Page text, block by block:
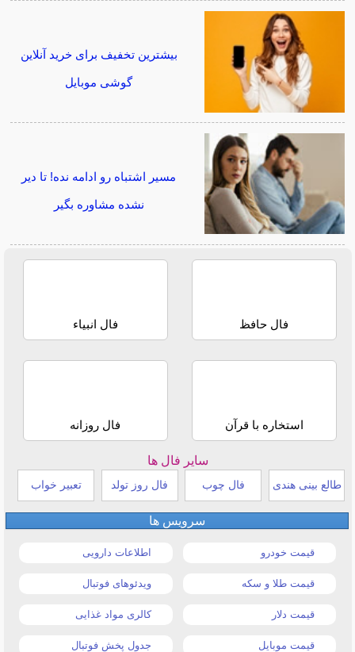
بیشترین تخفیف برای خرید آنلاین
گوشی موبایل
مسیر اشتباه رو ادامه نده! تا دیر
نشده مشاوره بگیر
فال حافظ فال انبیاء
استخاره با قرآن فال روزانه
سایر فال ها
طالع بینی هندی فال چوب فال روز تولد تعبیر خواب
سرویس ها
قیمت خودرو اطلاعات دارویی
قیمت طلا و سکه ویدئوهای فوتبال
قیمت دلار کالری مواد غذایی
قیمت موبایل جدول پخش فوتبال